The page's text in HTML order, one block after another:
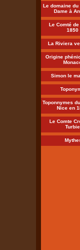
Le domaine du
Dame à
Le Comté
1850
La Riviera
Origine
Simon le
Toponnymes
Nice en
Le Comte
Turbie